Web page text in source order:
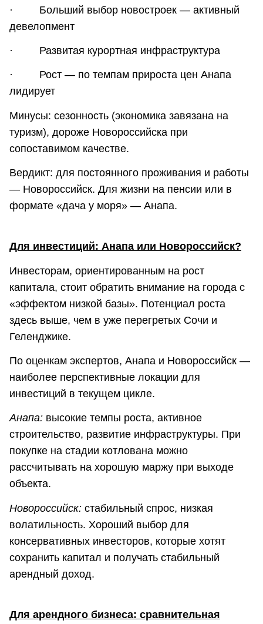
· Больший выбор новостроек — активный
девелопмент
· Развитая курортная инфраструктура
· Рост — по темпам прироста цен Анапа
лидирует
Минусы: сезонность (экономика завязана на
туризм), дороже Новороссийска при
сопоставимом качестве.
Вердикт: для постоянного проживания и работы
— Новороссийск. Для жизни на пенсии или в
формате «дача у моря» — Анапа.
Для инвестиций: Анапа или Новороссийск?
Инвесторам, ориентированным на рост
капитала, стоит обратить внимание на города с
«эффектом низкой базы». Потенциал роста
здесь выше, чем в уже перегретых Сочи и
Геленджике.
По оценкам экспертов, Анапа и Новороссийск —
наиболее перспективные локации для
инвестиций в текущем цикле.
Анапа: высокие темпы роста, активное
строительство, развитие инфраструктуры. При
покупке на стадии котлована можно
рассчитывать на хорошую маржу при выходе
объекта.
Новороссийск: стабильный спрос, низкая
волатильность. Хороший выбор для
консервативных инвесторов, которые хотят
сохранить капитал и получать стабильный
арендный доход.
Для арендного бизнеса: сравнительная